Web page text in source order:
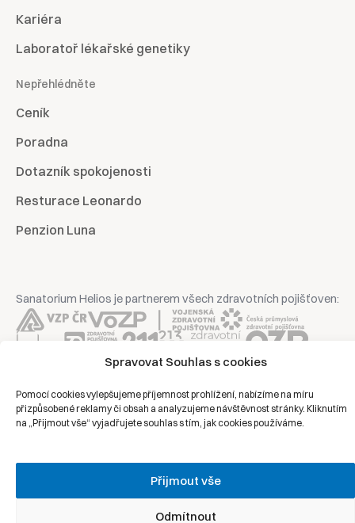
Spravovat Souhlas s cookies
Pomocí cookies vylepšujeme příjemnost prohlížení, nabízíme na míru
přizpůsobené reklamy či obsah a analyzujeme návštěvnost stránky. Kliknutím
na „Přijmout vše“ vyjadřujete souhlas s tím, jak cookies používáme.
Přijmout vše
Odmítnout
Kariéra
Laboratoř lékařské genetiky
Nepřehlédněte
Ceník
Poradna
Dotazník spokojenosti
Resturace Leonardo
Penzion Luna
Sanatorium Helios je partnerem všech zdravotních pojišťoven:
Ochrana osobních údajů
Právní prohlášení